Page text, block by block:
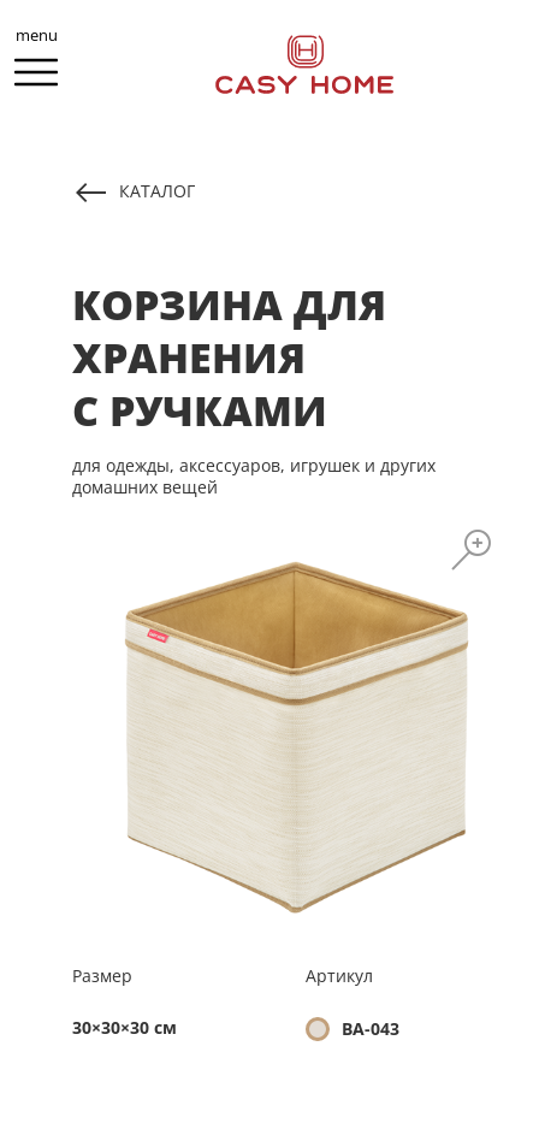
menu
КАТАЛОГ
КОРЗИНА ДЛЯ
ХРАНЕНИЯ
С РУЧКАМИ
для одежды, аксессуаров, игрушек и других
домашних вещей
Размер
30×30×30 см
Артикул
BA-043